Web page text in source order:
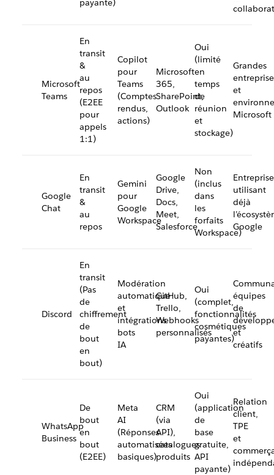
payante)
Microsoft
Teams
En
transit
&
au
repos
(E2EE
pour
appels
1:1)
Copilot
pour
Teams
(Comptes
rendus,
actions)
Microsoft
365,
SharePoint,
Outlook
Oui
(limité
en
temps
de
réunion
et
stockage)
Grandes
et
Microsoft
Google
Chat
En
transit
&
au
repos
Gemini
pour
Google
Workspace
Google
Drive,
Docs,
Meet,
Salesforce
Non
(inclus
dans
les
forfaits
Workspace)
utilisant
déjà
Google
Discord
En
transit
(Pas
de
chiffrement
de
bout
en
bout)
Modération
automatique
et
intégrations
bots
IA
GitHub,
Trello,
Webhooks
personnalisés
Oui
(complet,
fonctionnalités
cosmétiques
payantes)
équipes
de
et
créatifs
WhatsApp
Business
De
bout
en
bout
(E2EE)
Meta
AI
(Réponses
automatisées
basiques)
CRM
(via
API),
catalogues
produits
Oui
(application
de
base
gratuite,
API
payante)
Relation
client,
TPE
et